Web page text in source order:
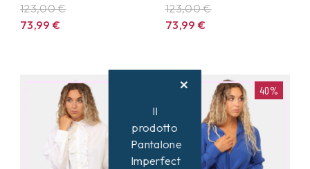
123,00 €
73,99€
123,00 €
73,99€
40%
Il
prodotto
Pantalone
Imperfect